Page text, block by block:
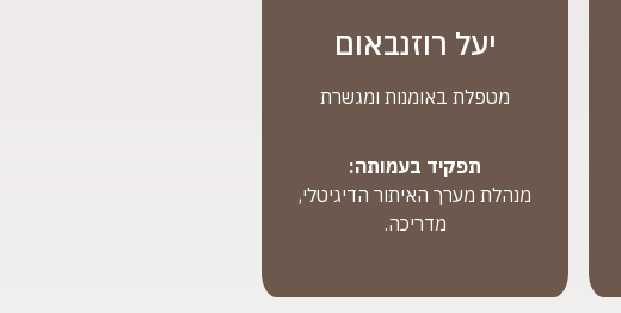
יעל רוזנבאום
מטפלת באומנות ומגשרת
תפקיד בעמותה:
מנהלת מערך האיתור הדיגיטלי,
מדריכה.